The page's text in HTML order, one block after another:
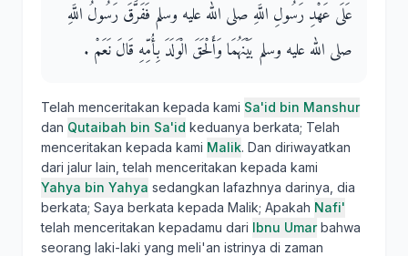
عَلَى عَهْدِ رَسُولِ اللَّهِ صلى الله عليه وسلم فَفَرَّقَ رَسُولُ اللَّهِ
صلى الله عليه وسلم بَيْنَهُمَا وَأَلْحَقَ الْوَلَدَ بِأُمِّهِ قَالَ نَعَمْ ‏.‏
Telah menceritakan kepada kami Sa'id bin Manshur
dan Qutaibah bin Sa'id keduanya berkata; Telah
menceritakan kepada kami Malik. Dan diriwayatkan
dari jalur lain, telah menceritakan kepada kami
Yahya bin Yahya sedangkan lafazhnya darinya, dia
berkata; Saya berkata kepada Malik; Apakah Nafi'
telah menceritakan kepadamu dari Ibnu Umarbahwa
seorang laki-laki yang meli'an istrinya di zaman